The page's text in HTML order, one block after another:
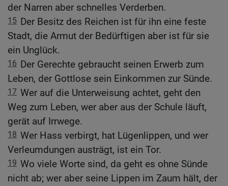
der Narren aber schnelles Verderben.
15 Der Besitz des Reichen ist für ihn eine feste
Stadt, die Armut der Bedürftigen aber ist für sie
ein Unglück.
16 Der Gerechte gebraucht seinen Erwerb zum
Leben, der Gottlose sein Einkommen zur Sünde.
17 Wer auf die Unterweisung achtet, geht den
Weg zum Leben, wer aber aus der Schule läuft,
gerät auf Irrwege.
18 Wer Hass verbirgt, hat Lügenlippen, und wer
Verleumdungen austrägt, ist ein Tor.
19 Wo viele Worte sind, da geht es ohne Sünde
nicht ab; wer aber seine Lippen im Zaum hält, der